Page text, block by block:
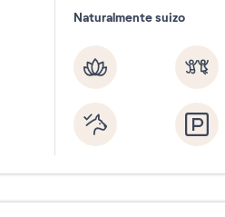
Naturalmente suizo